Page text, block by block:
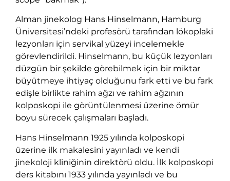
Alman jinekolog Hans Hinselmann, Hamburg
Üniversitesi’ndeki profesörü tarafından lökoplaki
lezyonları için servikal yüzeyi incelemekle
görevlendirildi. Hinselmann, bu küçük lezyonları
düzgün bir şekilde görebilmek için bir miktar
büyütmeye ihtiyaç olduğunu fark etti ve bu fark
edişle birlikte rahim ağzı ve rahim ağzının
kolposkopi ile görüntülenmesi üzerine ömür
boyu sürecek çalışmaları başladı.
Hans Hinselmann 1925 yılında kolposkopi
üzerine ilk makalesini yayınladı ve kendi
jinekoloji kliniğinin direktörü oldu. İlk kolposkopi
ders kitabını 1933 yılında yayınladı ve bu